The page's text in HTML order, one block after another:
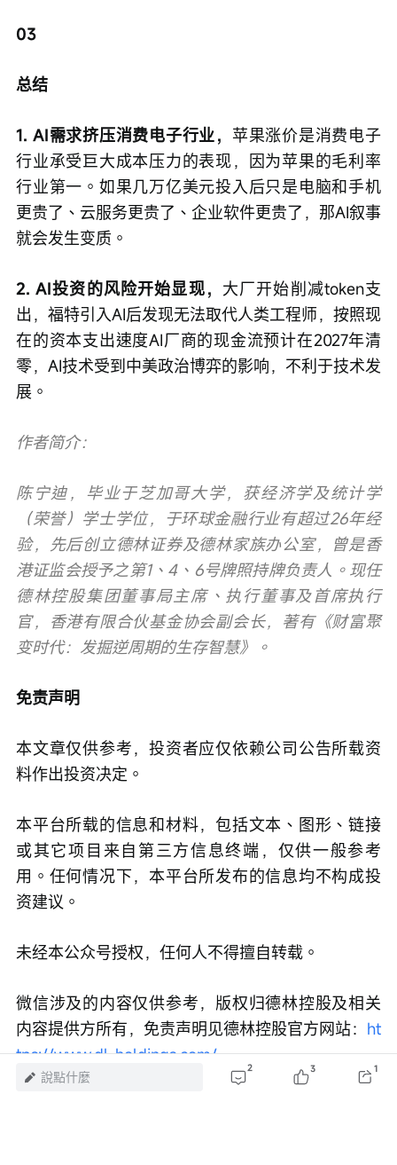
03
总结
1. AI需求挤压消费电子行业， 苹果涨价是消费电子
行业承受巨大成本压力的表现，因为苹果的毛利率
行业第一。如果几万亿美元投入后只是电脑和手机
更贵了、云服务更贵了、企业软件更贵了，那AI叙事
就会发生变质。
2. AI投资的风险开始显现， 大厂开始削减token支
出，福特引入AI后发现无法取代人类工程师，按照现
在的资本支出速度AI厂商的现金流预计在2027年清
零，AI技术受到中美政治博弈的影响，不利于技术发
展。
作者简介：
陈宁迪，毕业于芝加哥大学，获经济学及统计学
（荣誉）学士学位，于环球金融行业有超过26年经
验，先后创立德林证券及德林家族办公室，曾是香
港证监会授予之第1、4、6号牌照持牌负责人。现任
德林控股集团董事局主席、执行董事及首席执行
官，香港有限合伙基金协会副会长，著有《财富聚
变时代：发掘逆周期的生存智慧》。
免责声明
本文章仅供参考，投资者应仅依赖公司公告所载资
料作出投资决定。
本平台所载的信息和材料，包括文本、图形、链接
或其它项目来自第三方信息终端，仅供一般参考
用。任何情况下，本平台所发布的信息均不构成投
资建议。
未经本公众号授权，任何人不得擅自转载。
微信涉及的内容仅供参考，版权归德林控股及相关
内容提供方所有，免责声明见德林控股官方网站： ht
tps://www.dl-holdings.com/
說點什麼
2 3 1